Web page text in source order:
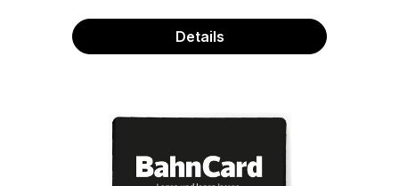
Details